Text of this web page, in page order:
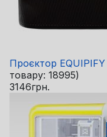
Проєктор
товару: 18995)
3146грн.